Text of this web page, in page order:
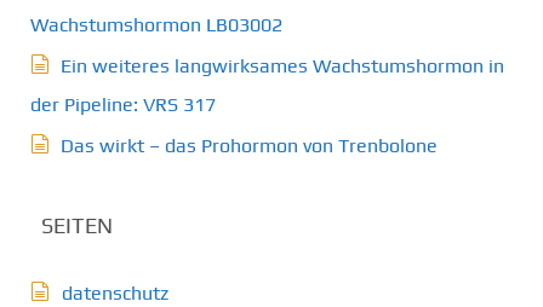
Wachstumshormon LB03002
Ein weiteres langwirksames Wachstumshormon in
der Pipeline: VRS 317
Das wirkt – das Prohormon von Trenbolone
SEITEN
datenschutz